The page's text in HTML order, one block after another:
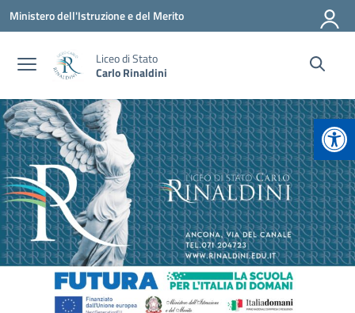
Vai ai contenuti
Vai al menu di navigazione
Vai al footer
Ministero dell'Istruzione e del Merito
Liceo di Stato
Carlo Rinaldini